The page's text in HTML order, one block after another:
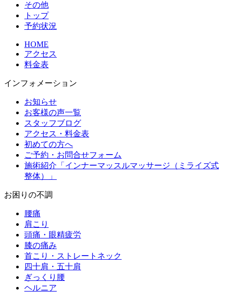
その他
トップ
予約状況
HOME
アクセス
料金表
インフォメーション
お知らせ
お客様の声一覧
スタッフブログ
アクセス・料金表
初めての方へ
ご予約・お問合せフォーム
施術紹介「インナーマッスルマッサージ（ミライズ式
整体）」
お困りの不調
腰痛
肩こり
頭痛・眼精疲労
膝の痛み
首こり・ストレートネック
四十肩・五十肩
ぎっくり腰
ヘルニア